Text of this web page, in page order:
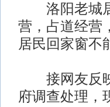
洛阳老城居
营，占道经营
居民回家窗不
接网友反映
府调查处理，